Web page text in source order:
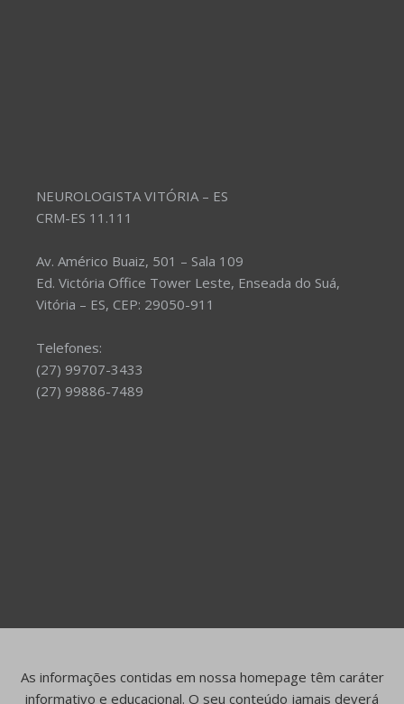
NEUROLOGISTA VITÓRIA – ES
CRM-ES 11.111
Av. Américo Buaiz, 501 – Sala 109
Ed. Victória Office Tower Leste, Enseada do Suá,
Vitória – ES, CEP: 29050-911
Telefones:
(27) 99707-3433
(27) 99886-7489
As informações contidas em nossa homepage têm caráter
informativo e educacional. O seu conteúdo jamais deverá